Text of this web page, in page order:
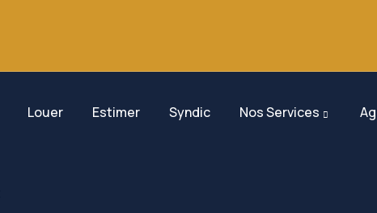
Louer Estimer Syndic Nos Services